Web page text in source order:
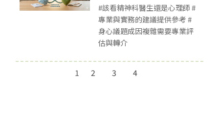
#該看精神科醫生還是心理師 #
專業與實務的建議提供參考 #
身心議題成因複雜需要專業評
估與轉介
1 2 3 4